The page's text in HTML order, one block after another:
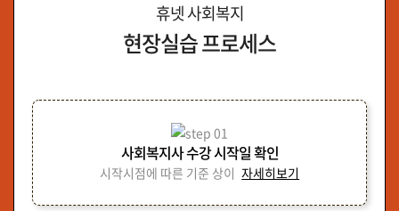
휴넷 사회복지
현장실습 프로세스
사회복지사 수강 시작일 확인
시작시점에 따른 기준 상이 자세히보기